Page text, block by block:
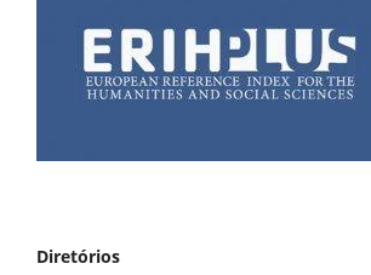
Diretórios